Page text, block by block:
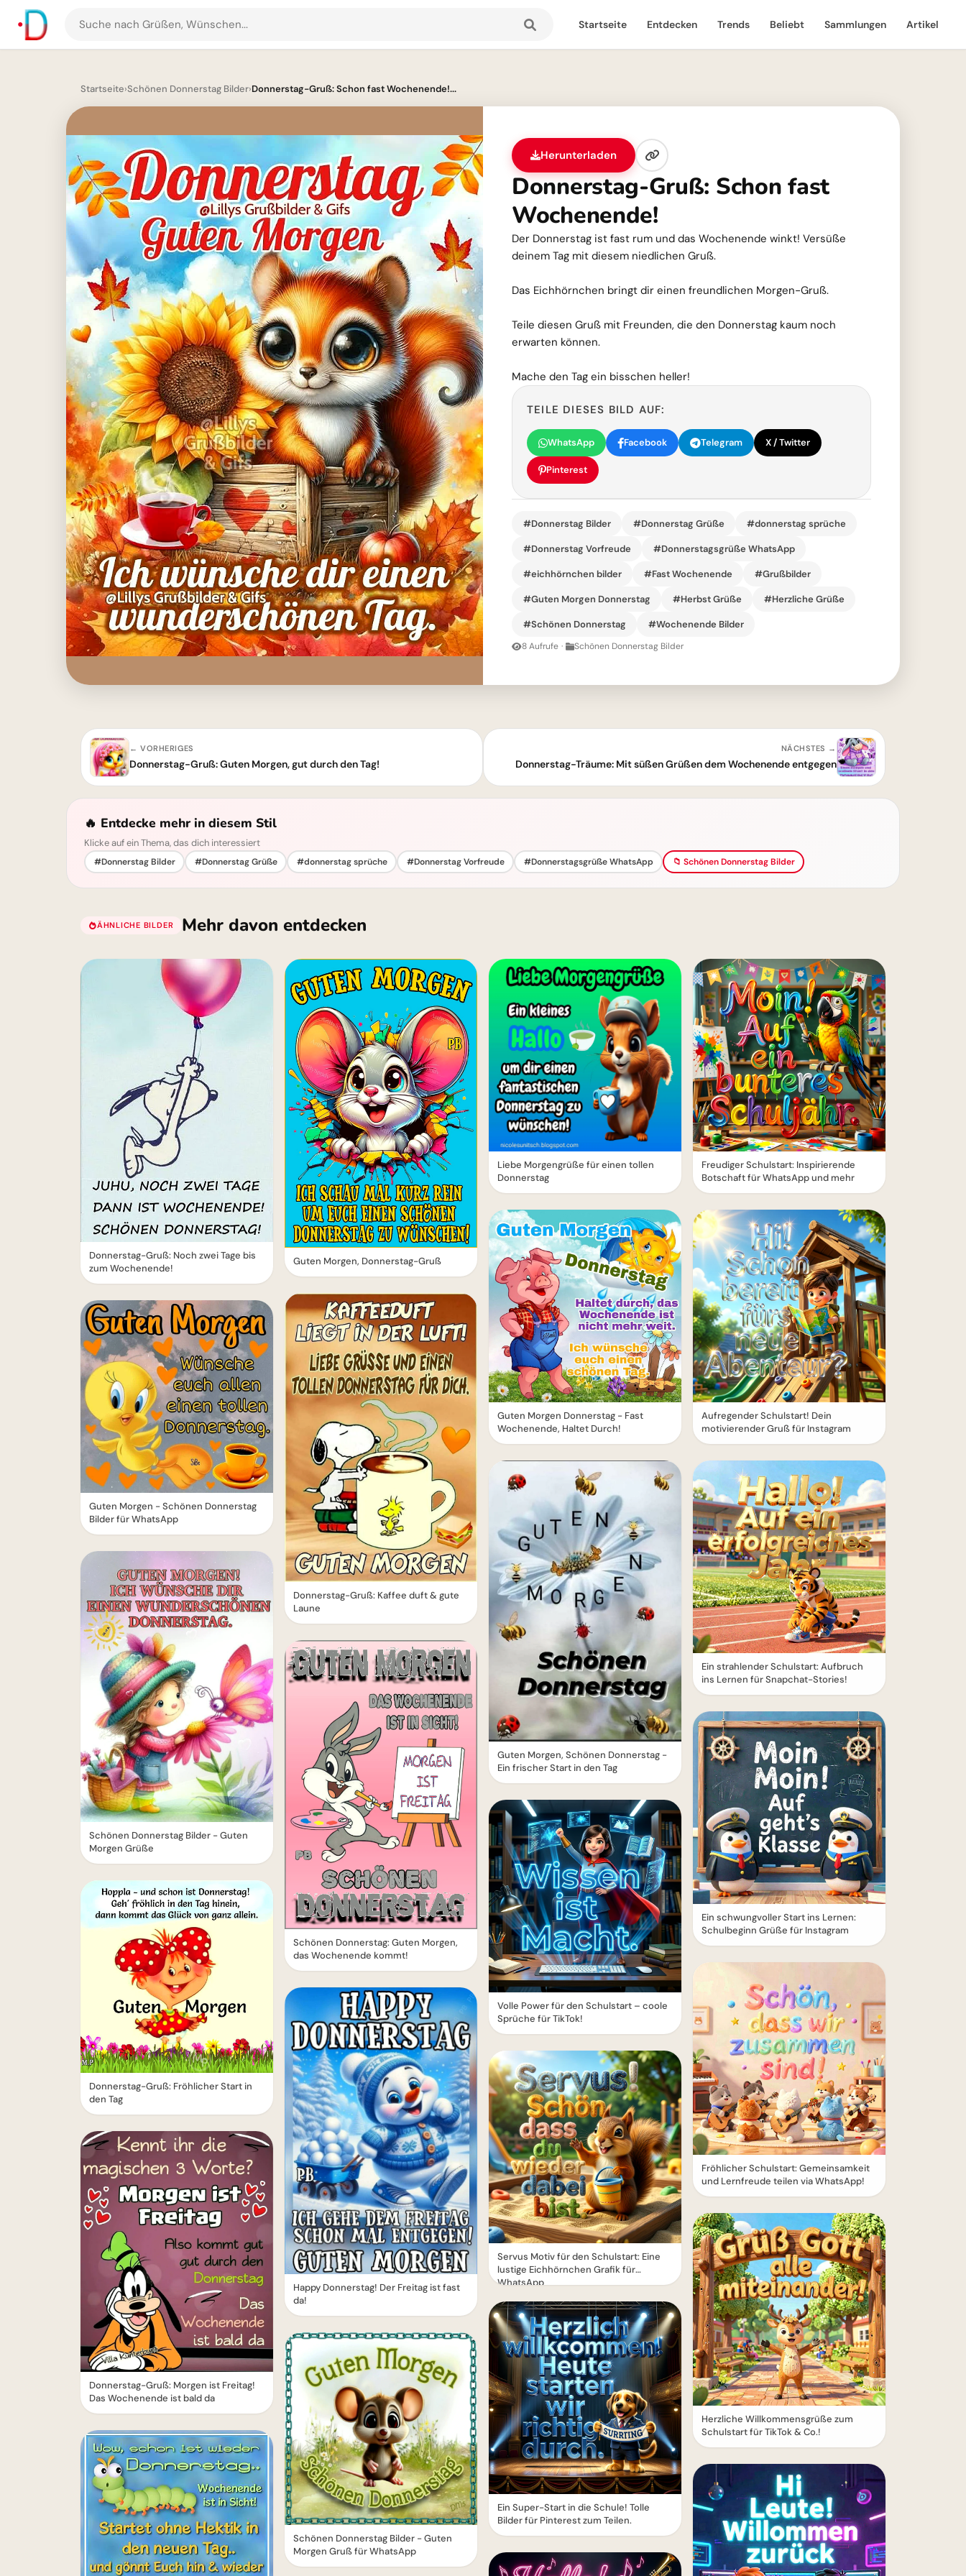
Suche
nach
und
Startseite Entdecken Trends Beliebt Sammlungen Artikel
Startseite›Schönen Donnerstag Bilder›Donnerstag-Gruß: Schon fast Wochenende!...
Herunterladen
Donnerstag-Gruß: Schon fast
Wochenende!
Der Donnerstag ist fast rum und das Wochenende winkt! Versüße
deinem Tag mit diesem niedlichen Gruß.
Das Eichhörnchen bringt dir einen freundlichen Morgen-Gruß.
Teile diesen Gruß mit Freunden, die den Donnerstag kaum noch
erwarten können.
Mache den Tag ein bisschen heller!
TEILE DIESES BILD AUF:
WhatsApp Facebook Telegram X / Twitter
Pinterest
#Donnerstag Bilder #Donnerstag Grüße #donnerstag sprüche
#Donnerstag Vorfreude #Donnerstagsgrüße WhatsApp
#eichhörnchen bilder #Fast Wochenende #Grußbilder
#Guten Morgen Donnerstag #Herbst Grüße #Herzliche Grüße
#Schönen Donnerstag #Wochenende Bilder
8 Aufrufe · Schönen Donnerstag Bilder
← VORHERIGES
Donnerstag-Gruß: Guten Morgen, gut durch den Tag!
NÄCHSTES →
Donnerstag-Träume: Mit süßen Grüßen dem Wochenende entgegen
🔥 Entdecke mehr in diesem Stil
Klicke auf ein Thema, das dich interessiert
#Donnerstag Bilder #Donnerstag Grüße #donnerstag sprüche #Donnerstag Vorfreude #Donnerstagsgrüße WhatsApp 📁 Schönen Donnerstag Bilder
ÄHNLICHE BILDER Mehr davon entdecken
Donnerstag-Gruß: Noch zwei Tage bis
zum Wochenende!
Guten Morgen - Schönen Donnerstag
Bilder für WhatsApp
Schönen Donnerstag Bilder - Guten
Morgen Grüße
Donnerstag-Gruß: Fröhlicher Start in
den Tag
Donnerstag-Gruß: Morgen ist Freitag!
Das Wochenende ist bald da
Guten Morgen, Donnerstag-Gruß
Donnerstag-Gruß: Kaffee duft & gute
Laune
Schönen Donnerstag: Guten Morgen,
das Wochenende kommt!
Happy Donnerstag! Der Freitag ist fast
da!
Schönen Donnerstag Bilder - Guten
Morgen Gruß für WhatsApp
Liebe Morgengrüße für einen tollen
Donnerstag
Guten Morgen Donnerstag - Fast
Wochenende, Haltet Durch!
Guten Morgen, Schönen Donnerstag -
Ein frischer Start in den Tag
Volle Power für den Schulstart – coole
Sprüche für TikTok!
Servus Motiv für den Schulstart: Eine
lustige Eichhörnchen Grafik für
WhatsApp
Ein Super-Start in die Schule! Tolle
Bilder für Pinterest zum Teilen.
Freudiger Schulstart: Inspirierende
Botschaft für WhatsApp und mehr
Aufregender Schulstart! Dein
motivierender Gruß für Instagram
Ein strahlender Schulstart: Aufbruch
ins Lernen für Snapchat-Stories!
Ein schwungvoller Start ins Lernen:
Schulbeginn Grüße für Instagram
Fröhlicher Schulstart: Gemeinsamkeit
und Lernfreude teilen via WhatsApp!
Herzliche Willkommensgrüße zum
Schulstart für TikTok & Co.!